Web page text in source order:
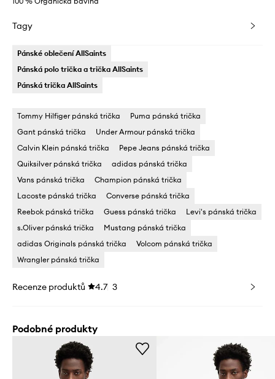
Tagy
Pánské oblečení AllSaints
Pánská polo trička a trička AllSaints
Pánská trička AllSaints
Tommy Hilfiger pánská trička
Puma pánská trička
Gant pánská trička
Under Armour pánská trička
Calvin Klein pánská trička
Pepe Jeans pánská trička
Quiksilver pánská trička
adidas pánská trička
Vans pánská trička
Champion pánská trička
Lacoste pánská trička
Converse pánská trička
Reebok pánská trička
Guess pánská trička
Levi's pánská trička
s.Oliver pánská trička
Mustang pánská trička
adidas Originals pánská trička
Volcom pánská trička
Wrangler pánská trička
Recenze produktů 4.7 3
Podobné produkty